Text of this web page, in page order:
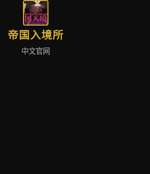
帝国入境所
中文官网